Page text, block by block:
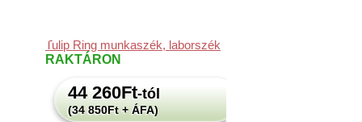
Tulip Ring munkaszék, laborszék
RAKTÁRON
44 260Ft-tól
(34 850Ft + ÁFA)